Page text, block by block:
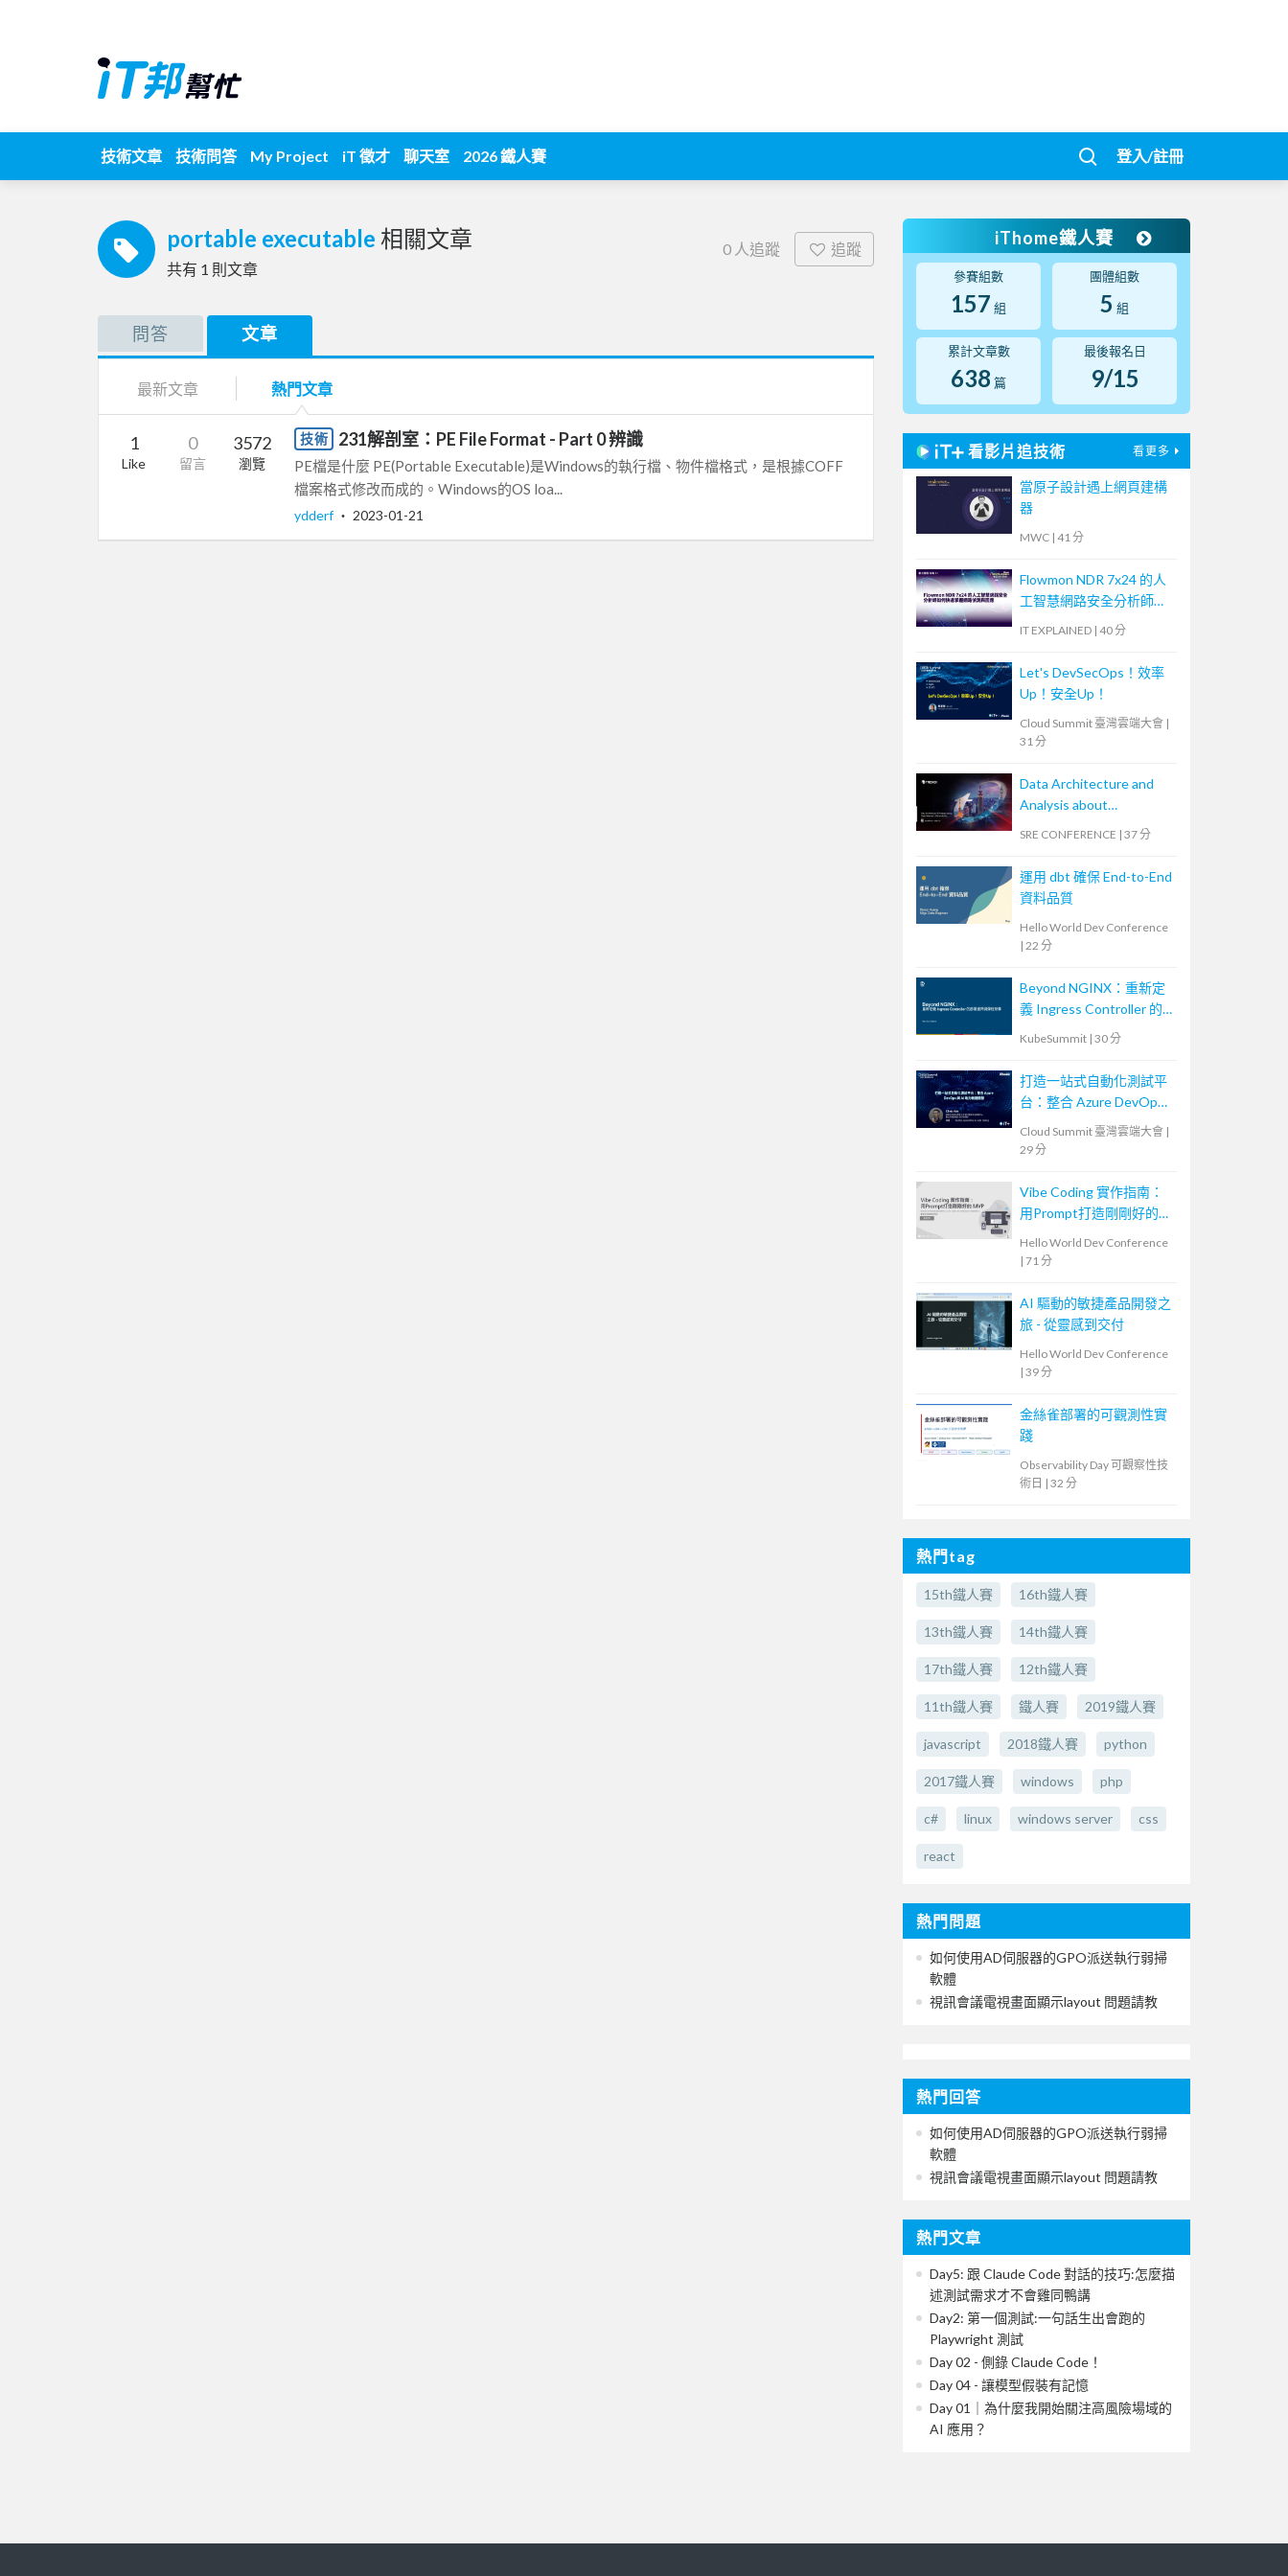
技術文章 技術問答 My Project iT 徵才 聊天室 2026 鐵人賽 登入/註冊
portable executable 相關文章
共有 1 則文章
0 人追蹤 追蹤
問答 文章
最新文章 熱門文章
1
Like
0
留言
3572
瀏覽
技術 231解剖室：PE File Format - Part 0 辨識
PE檔是什麼 PE(Portable Executable)是Windows的執行檔、物件檔格式，是根據COFF
檔案格式修改而成的。Windows的OS loa...
ydderf ‧ 2023-01-21
iThome鐵人賽
參賽組數
157 組
團體組數
5 組
累計文章數
638 篇
最後報名日
9/15
看影片追技術 看更多
當原子設計遇上網頁建構
器
MWC | 41 分
Flowmon NDR 7x24 的人
工智慧網路安全分析師如
何快速掌握網路偵測與回
IT EXPLAINED | 40 分
Let's DevSecOps！效率
Up！安全Up！
Cloud Summit 臺灣雲端大會 |
31 分
Data Architecture and
Analysis about
SRE CONFERENCE | 37 分
運用 dbt 確保 End-to-End
資料品質
Hello World Dev Conference
| 22 分
Beyond NGINX：重新定
義 Ingress Controller 的
部署邊界與彈性架構
KubeSummit | 30 分
打造一站式自動化測試平
台：整合 Azure DevOps
與 AI 助力敏捷開發
Cloud Summit 臺灣雲端大會 |
29 分
Vibe Coding 實作指南：
用Prompt打造剛剛好的
Hello World Dev Conference
| 71 分
AI 驅動的敏捷產品開發之
旅 - 從靈感到交付
Hello World Dev Conference
| 39 分
金絲雀部署的可觀測性實
踐
Observability Day 可觀察性技
術日 | 32 分
熱門tag
15th鐵人賽 16th鐵人賽
13th鐵人賽 14th鐵人賽
17th鐵人賽 12th鐵人賽
11th鐵人賽 鐵人賽 2019鐵人賽
javascript 2018鐵人賽 python
2017鐵人賽 windows php
c# linux windows server css
react
熱門問題
如何使用AD伺服器的GPO派送執行弱掃
軟體
視訊會議電視畫面顯示layout 問題請教
熱門回答
如何使用AD伺服器的GPO派送執行弱掃
軟體
視訊會議電視畫面顯示layout 問題請教
熱門文章
Day5: 跟 Claude Code 對話的技巧:怎麼描
述測試需求才不會雞同鴨講
Day2: 第一個測試:一句話生出會跑的
Playwright 測試
Day 02 - 側錄 Claude Code！
Day 04 - 讓模型假裝有記憶
Day 01｜為什麼我開始關注高風險場域的
AI 應用？